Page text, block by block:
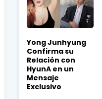
Yong Junhyung
Confirma su
Relación con
HyunA en un
Mensaje
Exclusivo